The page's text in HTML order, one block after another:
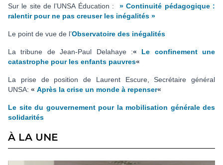
Sur le site de l’UNSA Éducation :
» Continuité pédagogique :
ralentir pour ne pas creuser les inégalités »
Le point de vue de l’Observatoire des inégalités
La tribune de Jean-Paul Delahaye :« Le confinement une
catastrophe pour les enfants pauvres«
La prise de position de Laurent Escure, Secrétaire général
UNSA: « Après la crise un monde à repenser«
Le site du gouvernement pour la mobilisation générale des
solidarités
À LA UNE